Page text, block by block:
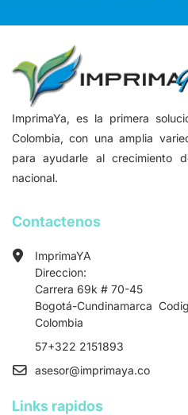
ImprimaYa, es la primera
Colombia, con una amplia
para ayudarle al crecimiento
nacional.
Contactenos
ImprimaYA
Direccion:
Carrera 69k # 70-45
Bogotá-Cundinamarca
Colombia
57+322 2151893
asesor@imprimaya.co
Links rapidos